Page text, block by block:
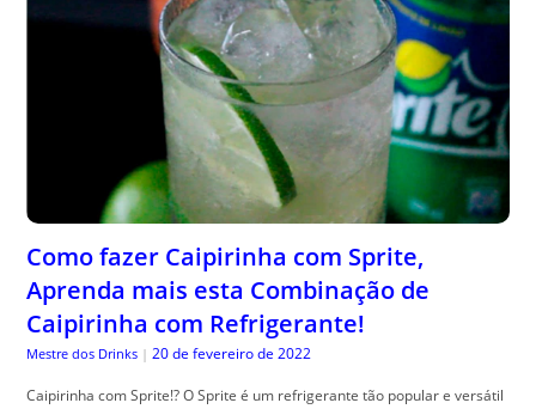
Como fazer Caipirinha com Sprite,
Aprenda mais esta Combinação de
Caipirinha com Refrigerante!
Mestre dos Drinks | 20 de fevereiro de 2022
Caipirinha com Sprite!? O Sprite é um refrigerante tão popular e versátil